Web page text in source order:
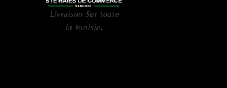
Livraison Sur toute
la Tunisie.